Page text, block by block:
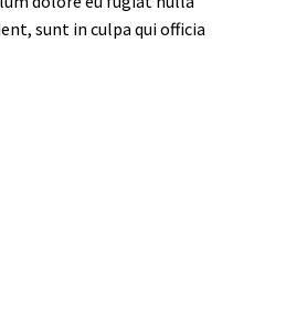
sunt in culpa qui officia